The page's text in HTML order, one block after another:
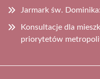
Jarmark św.
Konsultacje dla
priorytetów